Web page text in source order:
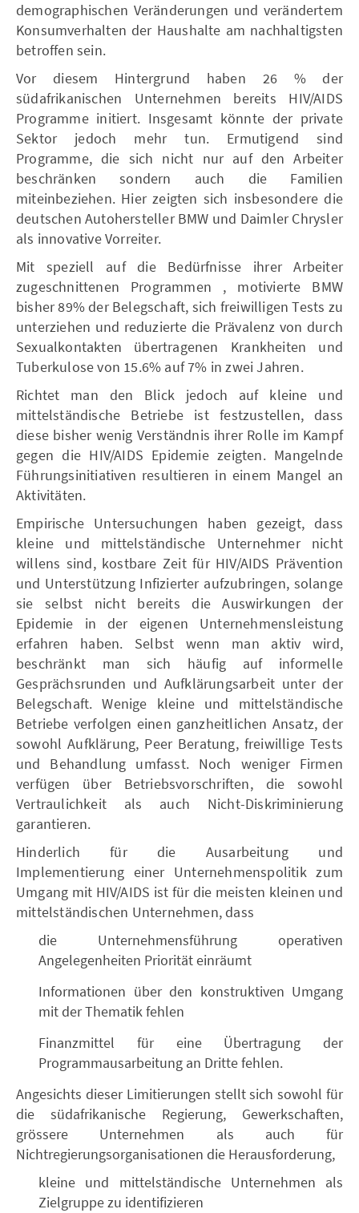
demographischen Veränderungen und verändertem
Konsumverhalten der Haushalte am nachhaltigsten
betroffen sein.
Vor diesem Hintergrund haben 26 % der
südafrikanischen Unternehmen bereits HIV/AIDS
Programme initiert. Insgesamt könnte der private
Sektor jedoch mehr tun. Ermutigend sind
Programme, die sich nicht nur auf den Arbeiter
beschränken sondern auch die Familien
miteinbeziehen. Hier zeigten sich insbesondere die
deutschen Autohersteller BMW und Daimler Chrysler
als innovative Vorreiter.
Mit speziell auf die Bedürfnisse ihrer Arbeiter
zugeschnittenen Programmen , motivierte BMW
bisher 89% der Belegschaft, sich freiwilligen Tests zu
unterziehen und reduzierte die Prävalenz von durch
Sexualkontakten übertragenen Krankheiten und
Tuberkulose von 15.6% auf 7% in zwei Jahren.
Richtet man den Blick jedoch auf kleine und
mittelständische Betriebe ist festzustellen, dass
diese bisher wenig Verständnis ihrer Rolle im Kampf
gegen die HIV/AIDS Epidemie zeigten. Mangelnde
Führungsinitiativen resultieren in einem Mangel an
Aktivitäten.
Empirische Untersuchungen haben gezeigt, dass
kleine und mittelständische Unternehmer nicht
willens sind, kostbare Zeit für HIV/AIDS Prävention
und Unterstützung Infizierter aufzubringen, solange
sie selbst nicht bereits die Auswirkungen der
Epidemie in der eigenen Unternehmensleistung
erfahren haben. Selbst wenn man aktiv wird,
beschränkt man sich häufig auf informelle
Gesprächsrunden und Aufklärungsarbeit unter der
Belegschaft. Wenige kleine und mittelständische
Betriebe verfolgen einen ganzheitlichen Ansatz, der
sowohl Aufklärung, Peer Beratung, freiwillige Tests
und Behandlung umfasst. Noch weniger Firmen
verfügen über Betriebsvorschriften, die sowohl
Vertraulichkeit als auch Nicht-Diskriminierung
garantieren.
Hinderlich für die Ausarbeitung und
Implementierung einer Unternehmenspolitik zum
Umgang mit HIV/AIDS ist für die meisten kleinen und
mittelständischen Unternehmen, dass
die Unternehmensführung operativen
Angelegenheiten Priorität einräumt
Informationen über den konstruktiven Umgang
mit der Thematik fehlen
Finanzmittel für eine Übertragung der
Programmausarbeitung an Dritte fehlen.
Angesichts dieser Limitierungen stellt sich sowohl für
die südafrikanische Regierung, Gewerkschaften,
grössere Unternehmen als auch für
Nichtregierungsorganisationen die Herausforderung,
kleine und mittelständische Unternehmen als
Zielgruppe zu identifizieren